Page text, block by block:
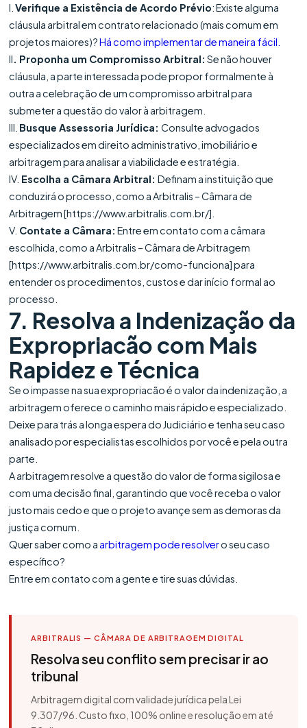
I.Verifique a Existência de Acordo Prévio: Existe alguma
cláusula arbitral em contrato relacionado (mais comum em
projetos maiores)?Há como implementar de maneira fácil.
II. Proponha um Compromisso Arbitral: Se não houver
cláusula, a parte interessada pode propor formalmente à
outra a celebração de um compromisso arbitral para
submeter a questão do valor à arbitragem.
III. Busque Assessoria Jurídica:Consulte advogados
especializados em direito administrativo, imobiliário e
arbitragem para analisar a viabilidade e estratégia.
IV. Escolha a Câmara Arbitral:Definam a instituição que
conduzirá o processo, como a Arbitralis – Câmara de
Arbitragem [https://www.arbitralis.com.br/].
V. Contate a Câmara: Entre em contato com a câmara
escolhida, como a Arbitralis – Câmara de Arbitragem
[https://www.arbitralis.com.br/como-funciona] para
entender os procedimentos, custos e dar início formal ao
processo.
7. Resolva a Indenização da
Expropriacão com Mais
Rapidez e Técnica
Se o impasse na sua expropriacão é o valor da indenização, a
arbitragem oferece o caminho mais rápido e especializado.
Deixe para trás a longa espera do Judiciário e tenha seu caso
analisado por especialistas escolhidos por você e pela outra
parte.
A arbitragem resolve a questão do valor de forma sigilosa e
com uma decisão final, garantindo que você receba o valor
justo mais cedo e que o projeto avançe sem as demoras da
justiça comum.
Quer saber como a arbitragem pode resolvero seu caso
específico?
Entre em contato com a gente e tire suas dúvidas.
ARBITRALIS — CÂMARA DE ARBITRAGEM DIGITAL
Resolva seu conflito sem precisar ir ao
tribunal
Arbitragem digital com validade jurídica pela Lei
9.307/96. Custo fixo, 100% online e resolução em até